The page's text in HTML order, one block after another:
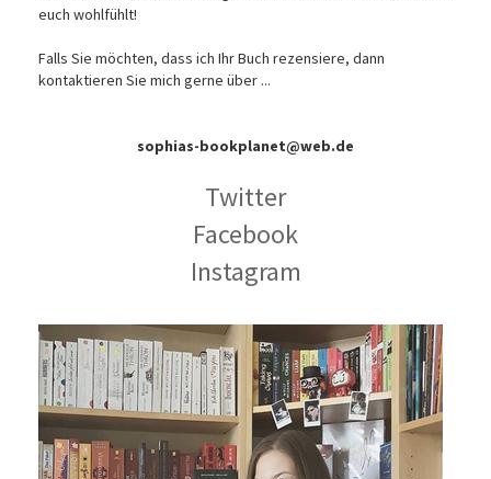
euch wohlfühlt!
Falls Sie möchten, dass ich Ihr Buch rezensiere, dann
kontaktieren Sie mich gerne über ...
sophias-bookplanet@web.de
Twitter
Facebook
Instagram